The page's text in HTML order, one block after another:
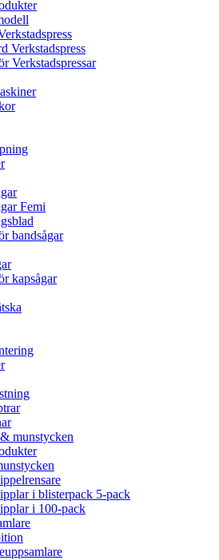
Verkstadspress
Verkstadspressar
Femi
bandsågar
kapsågar
munstycken
i blisterpack 5-pack
i 100-pack